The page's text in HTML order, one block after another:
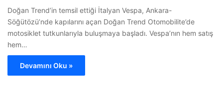
Doğan Trend’in temsil ettiği İtalyan Vespa, Ankara-
Söğütözü’nde kapılarını açan Doğan Trend Otomobilite’de
motosiklet tutkunlarıyla buluşmaya başladı. Vespa’nın hem satış
hem…
Devamını Oku »